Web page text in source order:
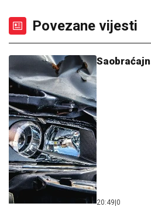
Povezane vijesti
20:49 0